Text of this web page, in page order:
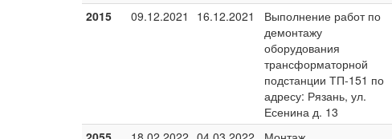
2015 09.12.2021 16.12.2021
Выполнение работ по
демонтажу
оборудования
трансформаторной
подстанции ТП-151 по
адресу: Рязань, ул.
Есенина д. 13